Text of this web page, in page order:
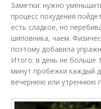
Заметки: нужно
процесс похудения
есть сладкое, но
шиповника, чаем.
поэтому добавила
Итого: в день не больше
минут пробежки каждый
вечернюю или утреннюю